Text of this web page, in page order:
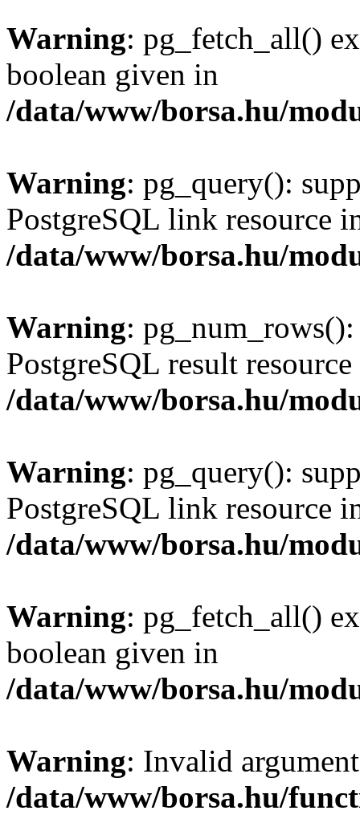
Warning: pg_fetch_all()
boolean given in
/data/www/borsa.hu/
Warning: pg_query():
PostgreSQL link resource
/data/www/borsa.hu/
Warning:
PostgreSQL result
/data/www/borsa.hu/
Warning: pg_query():
PostgreSQL link resource
/data/www/borsa.hu/
Warning: pg_fetch_all()
boolean given in
/data/www/borsa.hu/
Warning: Invalid
/data/www/borsa.hu/